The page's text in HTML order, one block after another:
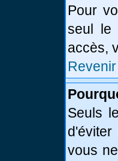
Pour
seul le
accès,
Seuls
vous